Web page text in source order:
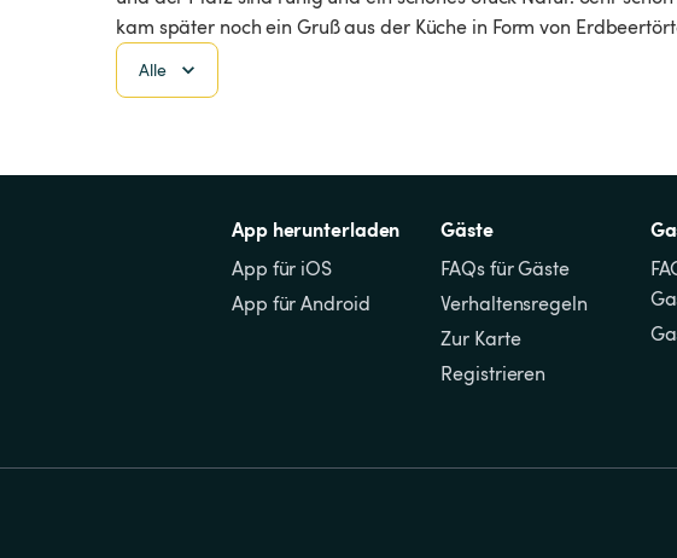
kam später noch ein Gruß aus der Küche in Form von
Alle
App herunterladen
App für iOS
App für Android
Gäste
FAQs für Gäste
Verhaltensregeln
Zur Karte
Registrieren